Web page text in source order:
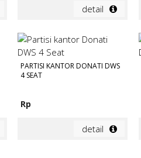
detail
PARTISI KANTOR DONATI DWS
4 SEAT
Rp
detail